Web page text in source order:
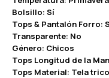
Bolsillo: Sí
Tops & Pantalón Forro:
Transparente: No
Género: Chicos
Tops Longitud de la
Tops Material: Tela